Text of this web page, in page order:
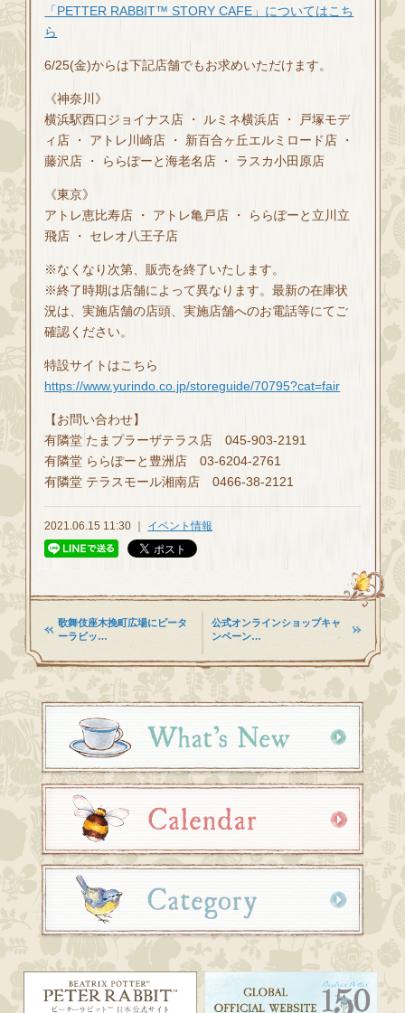
「PETTER RABBIT™ STORY CAFE」についてはこち
ら
6/25(金)からは下記店舗でもお求めいただけます。
《神奈川》
横浜駅西口ジョイナス店 ・ ルミネ横浜店 ・ 戸塚モデ
ィ店 ・ アトレ川崎店 ・ 新百合ヶ丘エルミロード店 ・
藤沢店 ・ ららぽーと海老名店 ・ ラスカ小田原店
《東京》
アトレ恵比寿店 ・ アトレ亀戸店 ・ ららぽーと立川立
飛店 ・ セレオ八王子店
※なくなり次第、販売を終了いたします。
※終了時期は店舗によって異なります。最新の在庫状
況は、実施店舗の店頭、実施店舗へのお電話等にてご
確認ください。
特設サイトはこちら
https://www.yurindo.co.jp/storeguide/70795?cat=fair
【お問い合わせ】
有隣堂 たまプラーザテラス店 045-903-2191
有隣堂 ららぽーと豊洲店 03-6204-2761
有隣堂 テラスモール湘南店 0466-38-2121
2021.06.15 11:30 ｜ イベント情報
歌舞伎座木挽町広場にピータ
ーラビッ…
公式オンラインショップキャ
ンペーン…